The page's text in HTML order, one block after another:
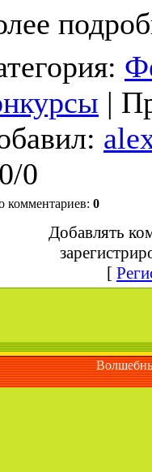
:
|
:
/0
комментариев: 0
Добавлять
[